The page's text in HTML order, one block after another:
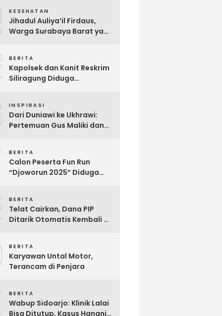
KESEHATAN
Jihadul Auliya’il Firdaus,
Warga Surabaya Barat yang
BERITA
Kapolsek dan Kanit Reskrim
Siliragung Diduga
INSPIRASI
Dari Duniawi ke Ukhrawi:
Pertemuan Gus Maliki dan
BERITA
Calon Peserta Fun Run
“Djoworun 2025” Diduga
BERITA
Telat Cairkan, Dana PIP
Ditarik Otomatis Kembali Ke
BERITA
Karyawan Untal Motor,
Terancam di Penjara
BERITA
Wabup Sidoarjo: Klinik Lalai
Bisa Ditutup, Kasus Hanania